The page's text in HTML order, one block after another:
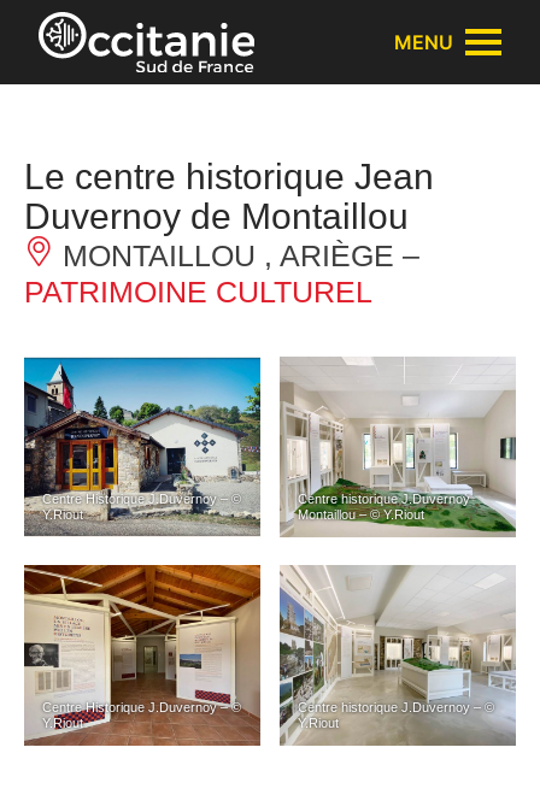
Panneau de gestion des cookies
MENU
Le centre historique Jean
Duvernoy de Montaillou
MONTAILLOU , ARIÈGE –
PATRIMOINE CULTUREL
Centre Historique J.Duvernoy – ©
Y.Riout
Centre historique J.Duvernoy
Montaillou – © Y.Riout
Centre Historique J.Duvernoy – ©
Y.Riout
Centre historique J.Duvernoy – ©
Y.Riout